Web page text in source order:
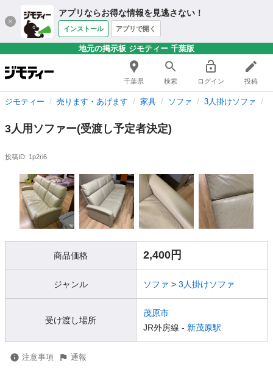
アプリならお得な情報を見逃さない！
インストール アプリで開く
地元の掲示板 ジモティー 千葉版
千葉県 検索 ログイン 投稿
ジモティー 売ります・あげます 家具 ソファ 3人掛けソファ
3人用ソファー(受渡し予定者決定)
投稿ID: 1p2ri6
商品価格 2,400円
ジャンル ソファ > 3人掛けソファ
受け渡し場所
茂原市
JR外房線 - 新茂原駅
注意事項 通報